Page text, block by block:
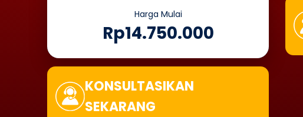
Harga Mulai
Rp14.750.000
KONSULTASIKAN
SEKARANG